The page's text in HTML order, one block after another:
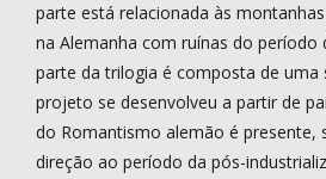
parte está relacionada às
na Alemanha com ruínas do período
parte da trilogia é composta de uma
projeto se desenvolveu a partir de
do Romantismo alemão é presente,
direção ao período da pós-